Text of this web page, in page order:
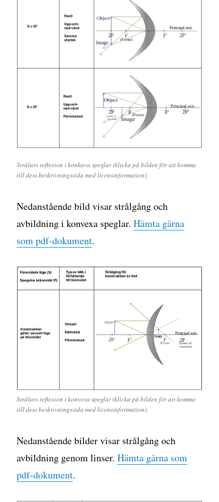
Strålars reflexion i konkava speglar (klicka på bilden för att komma
till dess beskrivningssida med licensinformation)
Nedanstående bild visar strålgång och
avbildning i konvexa speglar.Hämta gärna
som pdf-dokument.
Strålars reflexion i konvexa speglar (klicka på bilden för att komma
till dess beskrivningssida med licensinformation)
Nedanstående bilder visar strålgång och
avbildning genom linser.Hämta gärna som
pdf-dokument.